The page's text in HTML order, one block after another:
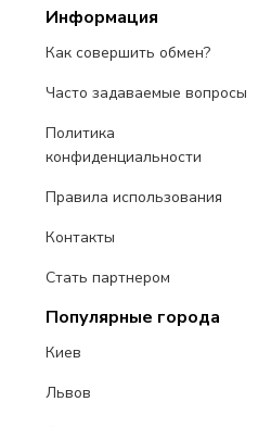
Информация
Как совершить обмен?
Часто задаваемые вопросы
Политика
конфиденциальности
Правила использования
Контакты
Стать партнером
Популярные города
Киев
Львов